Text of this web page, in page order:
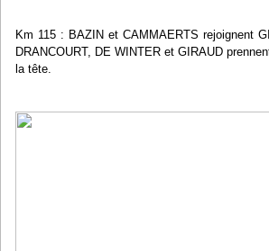
Km 115 : BAZIN et CAMMAERTS rejoignent
DRANCOURT, DE WINTER et GIRAUD
la tête.